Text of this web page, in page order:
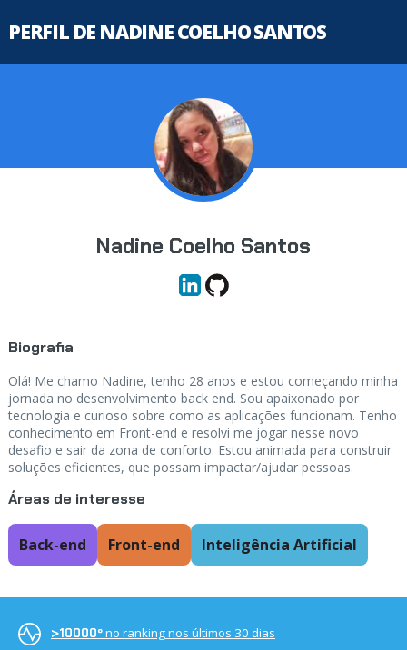
PERFIL DE NADINE COELHO SANTOS
Nadine Coelho Santos
Biografia
Olá! Me chamo Nadine, tenho 28 anos e estou começando minha
jornada no desenvolvimento back end. Sou apaixonado por
tecnologia e curioso sobre como as aplicações funcionam. Tenho
conhecimento em Front-end e resolvi me jogar nesse novo
desafio e sair da zona de conforto. Estou animada para construir
soluções eficientes, que possam impactar/ajudar pessoas.
Áreas de interesse
Back-end Front-end Inteligência Artificial
>10000ºno ranking nos últimos 30 dias